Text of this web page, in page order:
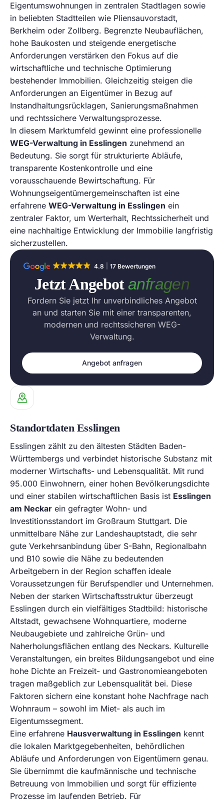
Eigentumswohnungen in zentralen Stadtlagen sowie
in beliebten Stadtteilen wie Pliensauvorstadt,
Berkheim oder Zollberg. Begrenzte Neubauflächen,
hohe Baukosten und steigende energetische
Anforderungen verstärken den Fokus auf die
wirtschaftliche und technische Optimierung
bestehender Immobilien. Gleichzeitig steigen die
Anforderungen an Eigentümer in Bezug auf
Instandhaltungsrücklagen, Sanierungsmaßnahmen
und rechtssichere Verwaltungsprozesse.
In diesem Marktumfeld gewinnt eine professionelle
WEG-Verwaltung in Esslingen zunehmend an
Bedeutung. Sie sorgt für strukturierte Abläufe,
transparente Kostenkontrolle und eine
vorausschauende Bewirtschaftung. Für
Wohnungseigentümergemeinschaften ist eine
erfahrene WEG-Verwaltung in Esslingen ein
zentraler Faktor, um Werterhalt, Rechtssicherheit und
eine nachhaltige Entwicklung der Immobilie langfristig
sicherzustellen.
4.8 17 Bewertungen
Jetzt Angebot anfragen
Fordern Sie jetzt Ihr unverbindliches Angebot
an und starten Sie mit einer transparenten,
modernen und rechtssicheren WEG-
Verwaltung.
Angebot anfragen
Standortdaten Esslingen
Esslingen zählt zu den ältesten Städten Baden-
Württembergs und verbindet historische Substanz mit
moderner Wirtschafts- und Lebensqualität. Mit rund
95.000 Einwohnern, einer hohen Bevölkerungsdichte
und einer stabilen wirtschaftlichen Basis ist Esslingen
am Neckar ein gefragter Wohn- und
Investitionsstandort im Großraum Stuttgart. Die
unmittelbare Nähe zur Landeshauptstadt, die sehr
gute Verkehrsanbindung über S-Bahn, Regionalbahn
und B10 sowie die Nähe zu bedeutenden
Arbeitgebern in der Region schaffen ideale
Voraussetzungen für Berufspendler und Unternehmen.
Neben der starken Wirtschaftsstruktur überzeugt
Esslingen durch ein vielfältiges Stadtbild: historische
Altstadt, gewachsene Wohnquartiere, moderne
Neubaugebiete und zahlreiche Grün- und
Naherholungsflächen entlang des Neckars. Kulturelle
Veranstaltungen, ein breites Bildungsangebot und eine
hohe Dichte an Freizeit- und Gastronomieangeboten
tragen maßgeblich zur Lebensqualität bei. Diese
Faktoren sichern eine konstant hohe Nachfrage nach
Wohnraum – sowohl im Miet- als auch im
Eigentumssegment.
Eine erfahrene Hausverwaltung in Esslingen kennt
die lokalen Marktgegebenheiten, behördlichen
Abläufe und Anforderungen von Eigentümern genau.
Sie übernimmt die kaufmännische und technische
Betreuung von Immobilien und sorgt für effiziente
Prozesse im laufenden Betrieb. Für